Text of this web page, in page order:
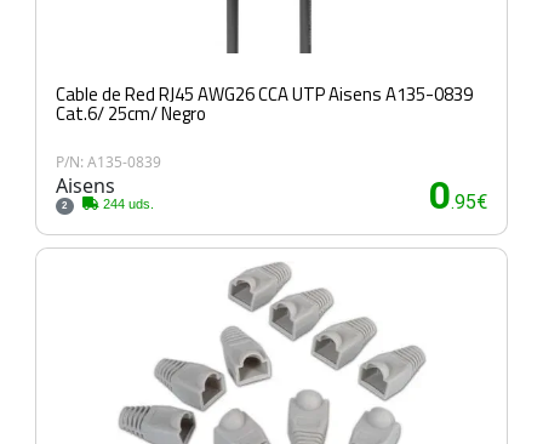
Cable de Red RJ45 AWG26 CCA UTP Aisens A135-0839
Cat.6/ 25cm/ Negro
P/N: A135-0839
Aisens
2 244 uds. 0.95€